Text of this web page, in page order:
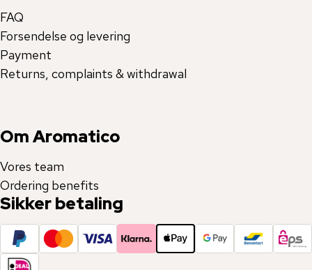
FAQ
Forsendelse og levering
Payment
Returns, complaints & withdrawal
Om Aromatico
Vores team
Ordering benefits
Sikker betaling